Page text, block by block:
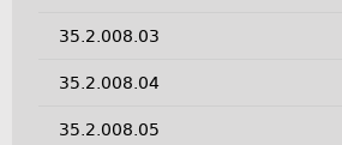
35.2.008.03
35.2.008.04
35.2.008.05